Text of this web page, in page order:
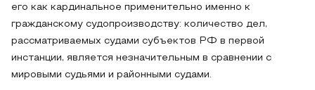
его как кардинальное применительно именно к
гражданскому судопроизводству: количество дел,
рассматриваемых судами субъектов РФ в первой
инстанции, является незначительным в сравнении с
мировыми судьями и районными судами.